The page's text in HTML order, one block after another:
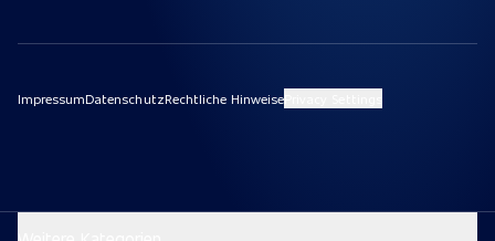
ImpressumDatenschutzRechtliche Hinweise